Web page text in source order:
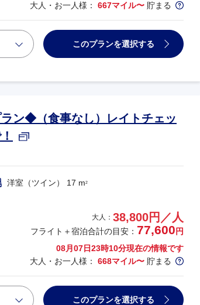
大人・お一人様： 667マイル〜 貯まる
このプランを選択する
ン◆（食事なし）レイトチェッ
洋室（ツイン） 17 m2
大人： 38,800円／人
フライト＋宿泊合計の目安： 77,600 円
08月07日23時10分現在の情報です
大人・お一人様： 668マイル〜 貯まる
このプランを選択する